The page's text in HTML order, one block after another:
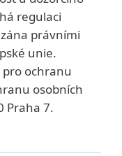
regulaci
právními
unie.
ochranu
osobních
Praha 7.